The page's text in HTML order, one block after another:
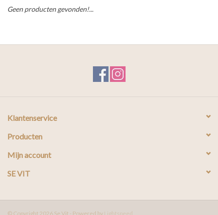
Geen producten gevonden!...
Klantenservice
Producten
Mijn account
SE VIT
© Copyright 2026 Se Vit - Powered by Lightspeed